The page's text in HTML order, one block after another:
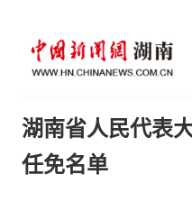
湖南省人民代表
任免名单